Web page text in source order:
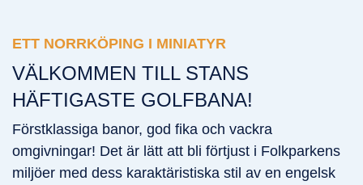
ETT NORRKÖPING I MINIATYR
ETT NORRKÖPING I MINIATYR
VÄLKOMMEN TILL STANS
HÄFTIGASTE GOLFBANA!
Förstklassiga banor, god fika och vackra
omgivningar! Det är lätt att bli förtjust i Folkparkens
miljöer med dess karaktäristiska stil av en engelsk